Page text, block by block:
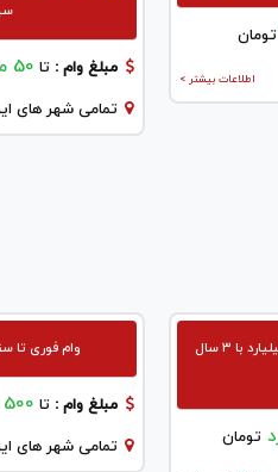
تومان
اطلاعات بیشتر >
مبلغ وام : تا 50 میلیارد
تمامی شهر های
وام بانکی از ۲ تا ۴۰۰ میلیارد با ۳ سال
تومان
وام فوری تا سقف 500
مبلغ وام : تا 500 میلیون
تمامی شهر های